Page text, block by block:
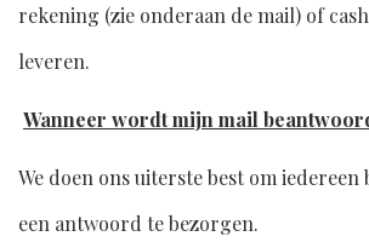
rekening (zie onderaan de mail) of
leveren.
Wanneer wordt mijn mail
We doen ons uiterste best om iedereen
een antwoord te bezorgen.